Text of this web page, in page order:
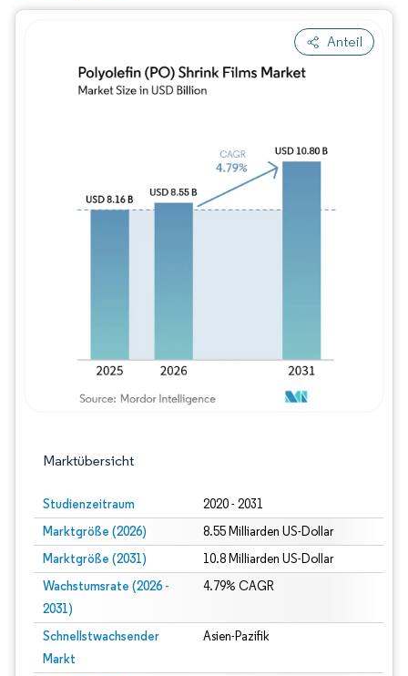
Anteil
Marktübersicht
Studienzeitraum 2020 - 2031
Marktgröße (2026) 8.55 Milliarden US-Dollar
Marktgröße (2031) 10.8 Milliarden US-Dollar
Wachstumsrate (2026 -
2031)
4.79% CAGR
Schnellstwachsender
Markt
Asien-Pazifik